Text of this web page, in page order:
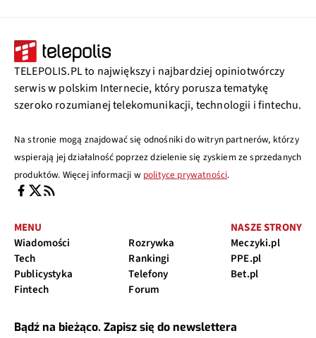
TELEPOLIS.PL to największy i najbardziej opiniotwórczy
serwis w polskim Internecie, który porusza tematykę
szeroko rozumianej telekomunikacji, technologii i fintechu.
Na stronie mogą znajdować się odnośniki do witryn partnerów, którzy
wspierają jej działalność poprzez dzielenie się zyskiem ze sprzedanych
produktów. Więcej informacji w polityce prywatności.
MENU
Wiadomości
Tech
Publicystyka
Fintech
Rozrywka
Rankingi
Telefony
Forum
NASZE STRONY
Meczyki.pl
PPE.pl
Bet.pl
Bądź na bieżąco. Zapisz się do newslettera